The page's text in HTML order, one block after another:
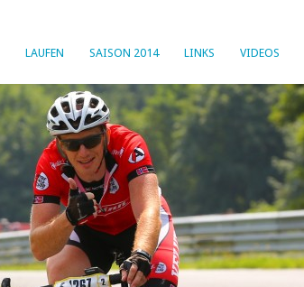
LAUFEN SAISON 2014 LINKS VIDEOS